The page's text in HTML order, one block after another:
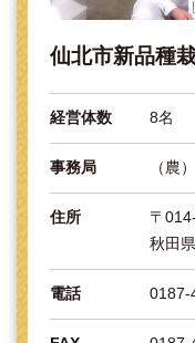
仙北市新品種
経営体数 8名
事務局 （農
住所
〒
秋田
電話 0187-